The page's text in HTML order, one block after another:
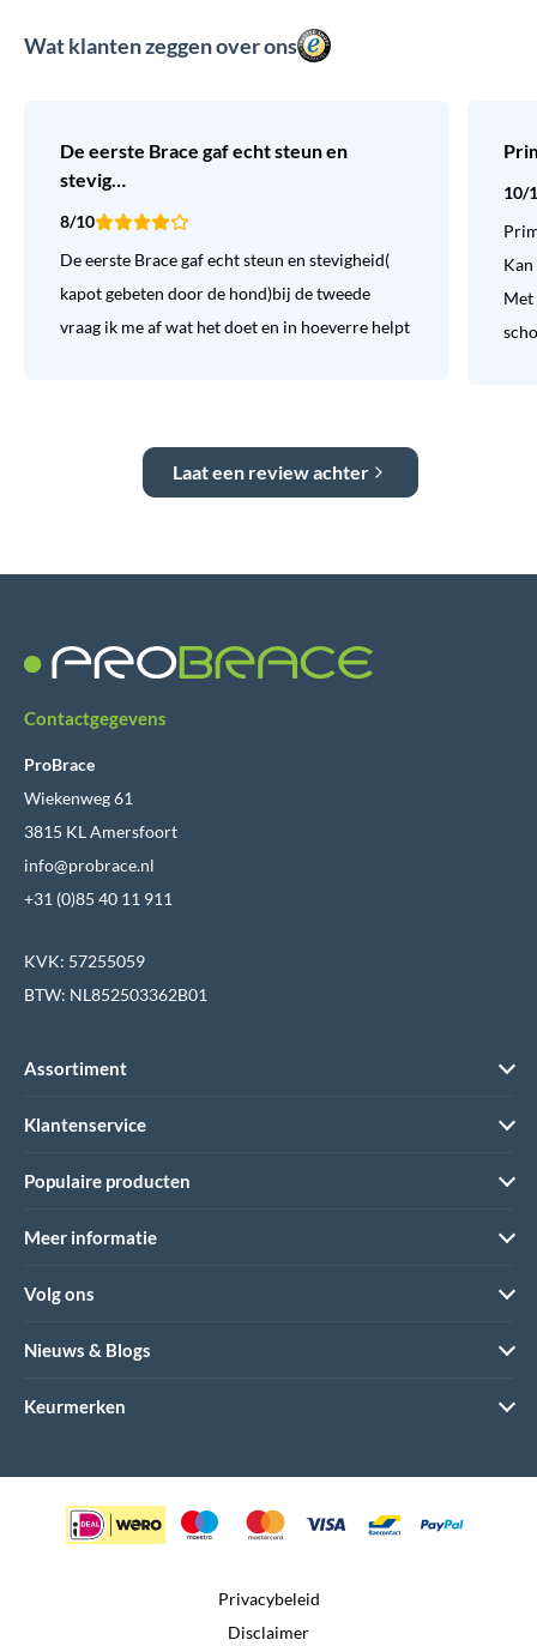
Wat klanten zeggen over ons
De eerste Brace gaf echt steun en
stevig…
8/10
De eerste Brace gaf echt steun en stevigheid(
kapot gebeten door de hond)bij de tweede
vraag ik me af wat het doet en in hoeverre helpt
10/
Met
Laat een review achter
Contactgegevens
ProBrace
Wiekenweg 61
3815 KL Amersfoort
info@probrace.nl
+31 (0)85 40 11 911
KVK: 57255059
BTW: NL852503362B01
Assortiment
Klantenservice
Populaire producten
Meer informatie
Volg ons
Nieuws & Blogs
Keurmerken
Privacybeleid
Disclaimer